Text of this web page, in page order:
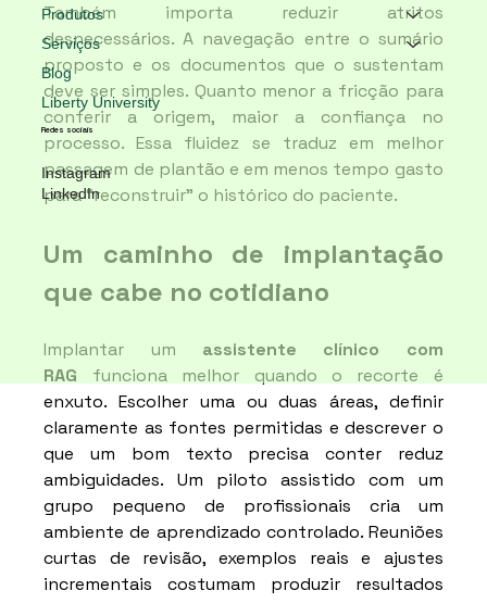
Também importa reduzir atritos
desnecessários. A navegação entre o sumário
proposto e os documentos que o sustentam
deve ser simples. Quanto menor a fricção para
conferir a origem, maior a confiança no
processo. Essa fluidez se traduz em melhor
passagem de plantão e em menos tempo gasto
para “reconstruir” o histórico do paciente.
Um caminho de implantação
que cabe no cotidiano
Implantar um assistente clínico com
RAG funciona melhor quando o recorte é
enxuto. Escolher uma ou duas áreas, definir
claramente as fontes permitidas e descrever o
que um bom texto precisa conter reduz
ambiguidades. Um piloto assistido com um
grupo pequeno de profissionais cria um
ambiente de aprendizado controlado. Reuniões
curtas de revisão, exemplos reais e ajustes
incrementais costumam produzir resultados
Instagram
LinkedIn
Redes sociais
Produtos
Serviços
Blog
Liberty University